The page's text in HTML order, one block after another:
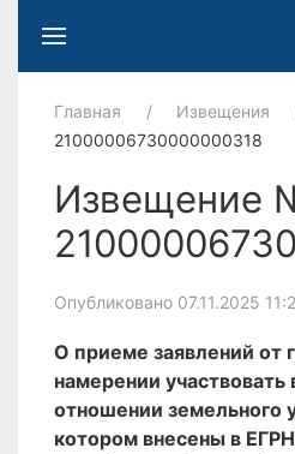
Главная Извещения
21000006730000000318
Извещение
Опубликовано 07.11.2025
О приеме заявлений от
намерении участвовать
отношении земельного
котором внесены в